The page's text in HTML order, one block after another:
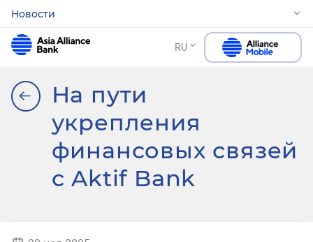
Новости
RU
На пути
укрепления
финансовых связей
с Aktif Bank